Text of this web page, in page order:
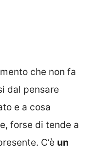
che non fa
dal pensare
e a cosa
forse di tende a
C’è un